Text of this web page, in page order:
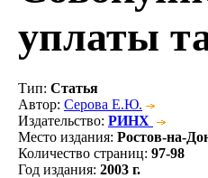
уплаты
Тип: Статья
Автор: Серова Е.Ю.
Издательство: РИНХ
Место издания: Ростов-на-
Количество страниц: 97-98
Год издания: 2003 г.